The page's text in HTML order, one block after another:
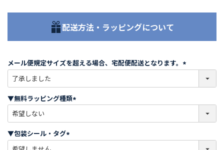
配送方法・ラッピングについて
メール便規定サイズを超える場合、宅配便配送となります。
必
)
▼無料ラッピング種類
必
)
▼包装シール・タグ